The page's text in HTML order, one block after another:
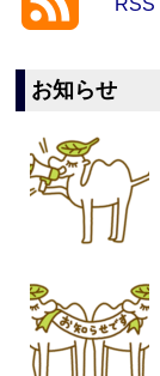
RSS
お知らせ